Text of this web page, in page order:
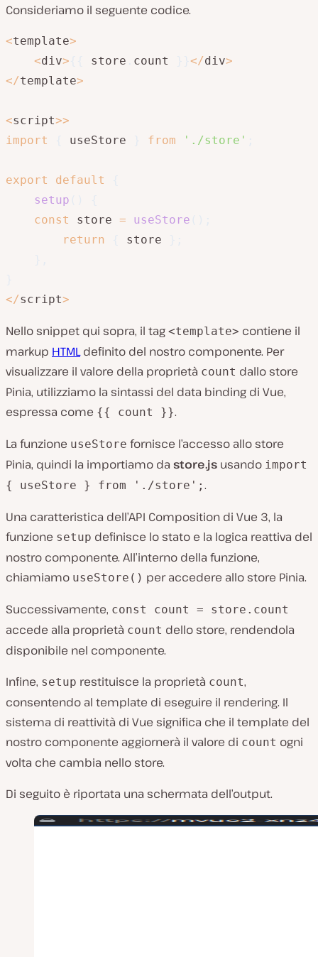
Consideriamo il seguente codice.
<template>
<div> store count </div>
</template>
<script>>
import
useStore from './store'
export default
setup
const
store = useStore
return
store
</script>
Nello snippet qui sopra, il tag <template> contiene il
markup HTMLdefinito del nostro componente. Per
visualizzare il valore della proprietà count dallo store
Pinia, utilizziamo la sintassi del data binding di Vue,
espressa come {{ count }}.
La funzione useStore fornisce l’accesso allo store
Pinia, quindi la importiamo da store.js usando import
{ useStore } from './store'; .
Una caratteristica dell’API Composition di Vue 3, la
funzione setup definisce lo stato e la logica reattiva del
nostro componente. All’interno della funzione,
chiamiamo useStore() per accedere allo store Pinia.
Successivamente, const count = store.count
accede alla proprietà count dello store, rendendola
disponibile nel componente.
Infine, setup restituisce la proprietà count,
consentendo al template di eseguire il rendering. Il
sistema di reattività di Vue significa che il template del
nostro componente aggiornerà il valore di count ogni
volta che cambia nello store.
Di seguito è riportata una schermata dell’output.